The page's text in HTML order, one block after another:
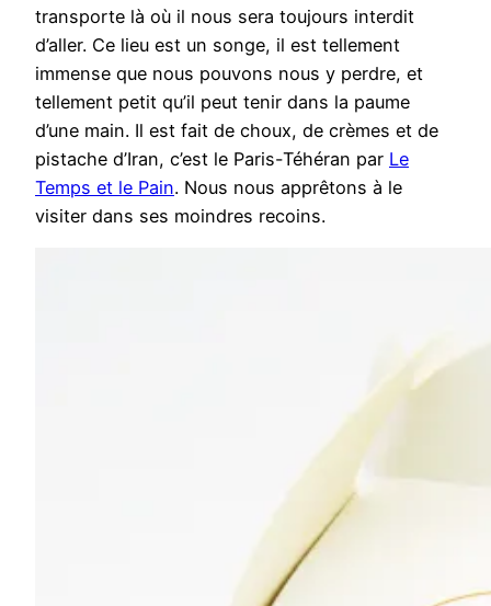
transporte là où il nous sera toujours interdit
d’aller. Ce lieu est un songe, il est tellement
immense que nous pouvons nous y perdre, et
tellement petit qu’il peut tenir dans la paume
d’une main. Il est fait de choux, de crèmes et de
pistache d’Iran, c’est le Paris-Téhéran par Le
Temps et le Pain. Nous nous apprêtons à le
visiter dans ses moindres recoins.